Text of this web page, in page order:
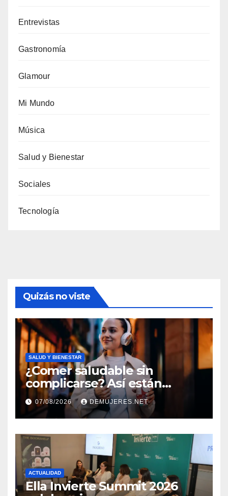
Entrevistas
Gastronomía
Glamour
Mi Mundo
Música
Salud y Bienestar
Sociales
Tecnología
Quizás no viste
SALUD Y BIENESTAR
¿Comer saludable sin
complicarse? Así están
cambiando sus hábitos las
nuevas generaciones
07/08/2026 DEMUJERES.NET
ACTUALIDAD
Ella Invierte Summit 2026